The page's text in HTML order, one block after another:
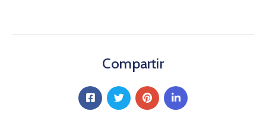
Compartir